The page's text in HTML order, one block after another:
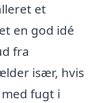
et
en god idé
fra
især, hvis
fugt i